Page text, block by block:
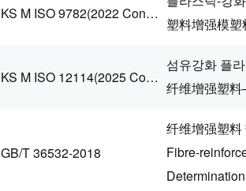
KS M ISO 9782(2022 Confirm)
塑料增强模
KS M ISO 12114(2025 Confirm)
섬유강화 플
纤维增强塑
GB/T 36532-2018
纤维增强塑
Fibre-